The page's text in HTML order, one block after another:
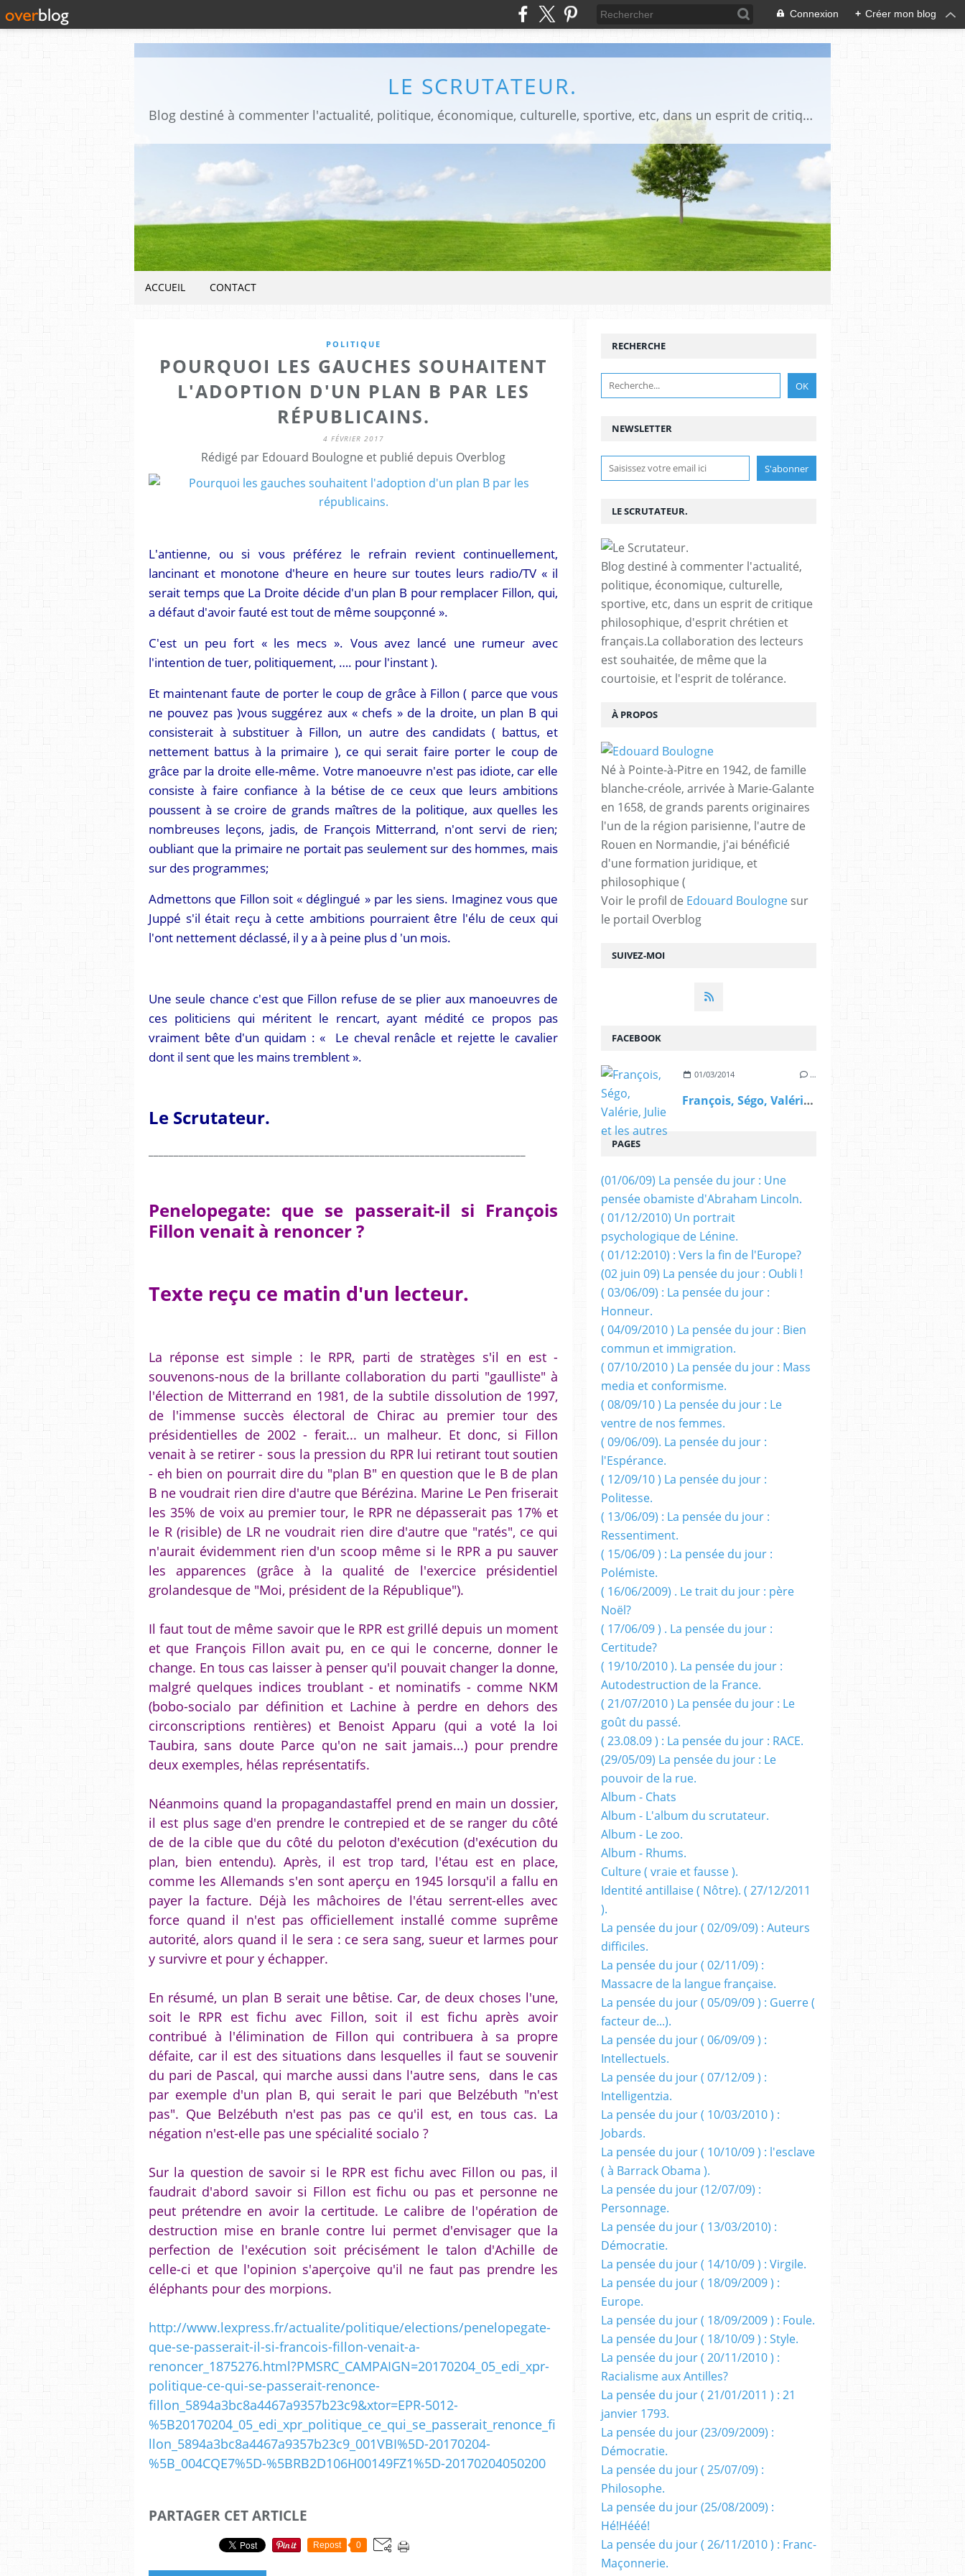
Connexion + Créer mon blog
LE SCRUTATEUR.
Blog destiné à commenter l'actualité, politique, économique, culturelle, sportive, etc, dans un esprit de critique philosophique, d'esprit chrétien et français.La collaboration des lecteurs est souhaitée, de même que la courtoisie, et l'esprit de tolérance.
ACCUEIL CONTACT
POLITIQUE
POURQUOI LES GAUCHES SOUHAITENT
L'ADOPTION D'UN PLAN B PAR LES
RÉPUBLICAINS.
4 FÉVRIER 2017
Rédigé par Edouard Boulogne et publié depuis Overblog
L'antienne, ou si vous préférez le refrain revient continuellement,
lancinant et monotone d'heure en heure sur toutes leurs radio/TV « il
serait temps que La Droite décide d'un plan B pour remplacer Fillon, qui,
a défaut d'avoir fauté est tout de même soupçonné ».
C'est un peu fort « les mecs ». Vous avez lancé une rumeur avec
l'intention de tuer, politiquement, …. pour l'instant ).
Et maintenant faute de porter le coup de grâce à Fillon ( parce que vous
ne pouvez pas )vous suggérez aux « chefs » de la droite, un plan B qui
consisterait à substituer à Fillon, un autre des candidats ( battus, et
nettement battus à la primaire ), ce qui serait faire porter le coup de
grâce par la droite elle-même. Votre manoeuvre n'est pas idiote, car elle
consiste à faire confiance à la bétise de ce ceux que leurs ambitions
poussent à se croire de grands maîtres de la politique, aux quelles les
nombreuses leçons, jadis, de François Mitterrand, n'ont servi de rien;
oubliant que la primaire ne portait pas seulement sur des hommes, mais
sur des programmes;
Admettons que Fillon soit « déglingué » par les siens. Imaginez vous que
Juppé s'il était reçu à cette ambitions pourraient être l'élu de ceux qui
l'ont nettement déclassé, il y a à peine plus d 'un mois.
Une seule chance c'est que Fillon refuse de se plier aux manoeuvres de
ces politiciens qui méritent le rencart, ayant médité ce propos pas
vraiment bête d'un quidam : « Le cheval renâcle et rejette le cavalier
dont il sent que les mains tremblent ».
Le Scrutateur.
Penelopegate: que se passerait-il si François
Fillon venait à renoncer ?
Texte reçu ce matin d'un lecteur.
La réponse est simple : le RPR, parti de stratèges s'il en est -
souvenons-nous de la brillante collaboration du parti "gaulliste" à
l'élection de Mitterrand en 1981, de la subtile dissolution de 1997,
de l'immense succès électoral de Chirac au premier tour des
présidentielles de 2002 - ferait... un malheur. Et donc, si Fillon
venait à se retirer - sous la pression du RPR lui retirant tout soutien
- eh bien on pourrait dire du "plan B" en question que le B de plan
B ne voudrait rien dire d'autre que Bérézina. Marine Le Pen friserait
les 35% de voix au premier tour, le RPR ne dépasserait pas 17% et
le R (risible) de LR ne voudrait rien dire d'autre que "ratés", ce qui
n'aurait évidemment rien d'un scoop même si le RPR a pu sauver
les apparences (grâce à la qualité de l'exercice présidentiel
grolandesque de "Moi, président de la République").
Il faut tout de même savoir que le RPR est grillé depuis un moment
et que François Fillon avait pu, en ce qui le concerne, donner le
change. En tous cas laisser à penser qu'il pouvait changer la donne,
malgré quelques indices troublant - et nominatifs - comme NKM
(bobo-socialo par définition et Lachine à perdre en dehors des
circonscriptions rentières) et Benoist Apparu (qui a voté la loi
Taubira, sans doute Parce qu'on ne sait jamais...) pour prendre
deux exemples, hélas représentatifs.
Néanmoins quand la propagandastaffel prend en main un dossier,
il est plus sage d'en prendre le contrepied et de se ranger du côté
de de la cible que du côté du peloton d'exécution (d'exécution du
plan, bien entendu). Après, il est trop tard, l'étau est en place,
comme les Allemands s'en sont aperçu en 1945 lorsqu'il a fallu en
payer la facture. Déjà les mâchoires de l'étau serrent-elles avec
force quand il n'est pas officiellement installé comme suprême
autorité, alors quand il le sera : ce sera sang, sueur et larmes pour
y survivre et pour y échapper.
En résumé, un plan B serait une bêtise. Car, de deux choses l'une,
soit le RPR est fichu avec Fillon, soit il est fichu après avoir
contribué à l'élimination de Fillon qui contribuera à sa propre
défaite, car il est des situations dans lesquelles il faut se souvenir
du pari de Pascal, qui marche aussi dans l'autre sens, dans le cas
par exemple d'un plan B, qui serait le pari que Belzébuth "n'est
pas". Que Belzébuth n'est pas pas ce qu'il est, en tous cas. La
négation n'est-elle pas une spécialité socialo ?
Sur la question de savoir si le RPR est fichu avec Fillon ou pas, il
faudrait d'abord savoir si Fillon est fichu ou pas et personne ne
peut prétendre en avoir la certitude. Le calibre de l'opération de
destruction mise en branle contre lui permet d'envisager que la
perfection de l'exécution soit précisément le talon d'Achille de
celle-ci et que l'opinion s'aperçoive qu'il ne faut pas prendre les
éléphants pour des morpions.
http://www.lexpress.fr/actualite/politique/elections/penelopegate-
que-se-passerait-il-si-francois-fillon-venait-a-
renoncer_1875276.html?PMSRC_CAMPAIGN=20170204_05_edi_xpr-
politique-ce-qui-se-passerait-renonce-
fillon_5894a3bc8a4467a9357b23c9&xtor=EPR-5012-
%5B20170204_05_edi_xpr_politique_ce_qui_se_passerait_renonce_fi
llon_5894a3bc8a4467a9357b23c9_001VBI%5D-20170204-
%5B_004CQE7%5D-%5BRB2D106H00149FZ1%5D-20170204050200
PARTAGER CET ARTICLE
Repost 0
NEWSLETTER
SUIVEZ-MOI
RECHERCHE
LE SCRUTATEUR.
Blog destiné à commenter l'actualité,
politique, économique, culturelle,
sportive, etc, dans un esprit de critique
philosophique, d'esprit chrétien et
français.La collaboration des lecteurs
est souhaitée, de même que la
courtoisie, et l'esprit de tolérance.
À PROPOS
Né à Pointe-à-Pitre en 1942, de famille
blanche-créole, arrivée à Marie-Galante
en 1658, de grands parents originaires
l'un de la région parisienne, l'autre de
Rouen en Normandie, j'ai bénéficié
d'une formation juridique, et
philosophique (
Voir le profil de Edouard Boulogne sur
le portail Overblog
FACEBOOK
01/03/2014 …
François, Ségo, Valérie, Julie et les autres
PAGES
(01/06/09) La pensée du jour : Une
pensée obamiste d'Abraham Lincoln.
( 01/12/2010) Un portrait
psychologique de Lénine.
( 01/12:2010) : Vers la fin de l'Europe?
(02 juin 09) La pensée du jour : Oubli !
( 03/06/09) : La pensée du jour :
Honneur.
( 04/09/2010 ) La pensée du jour : Bien
commun et immigration.
( 07/10/2010 ) La pensée du jour : Mass
media et conformisme.
( 08/09/10 ) La pensée du jour : Le
ventre de nos femmes.
( 09/06/09). La pensée du jour :
l'Espérance.
( 12/09/10 ) La pensée du jour :
Politesse.
( 13/06/09) : La pensée du jour :
Ressentiment.
( 15/06/09 ) : La pensée du jour :
Polémiste.
( 16/06/2009) . Le trait du jour : père
Noël?
( 17/06/09 ) . La pensée du jour :
Certitude?
( 19/10/2010 ). La pensée du jour :
Autodestruction de la France.
( 21/07/2010 ) La pensée du jour : Le
goût du passé.
( 23.08.09 ) : La pensée du jour : RACE.
(29/05/09) La pensée du jour : Le
pouvoir de la rue.
Album - Chats
Album - L'album du scrutateur.
Album - Le zoo.
Album - Rhums.
Culture ( vraie et fausse ).
Identité antillaise ( Nôtre). ( 27/12/2011
).
La pensée du jour ( 02/09/09) : Auteurs
difficiles.
La pensée du jour ( 02/11/09) :
Massacre de la langue française.
La pensée du jour ( 05/09/09 ) : Guerre (
facteur de...).
La pensée du jour ( 06/09/09 ) :
Intellectuels.
La pensée du jour ( 07/12/09 ) :
Intelligentzia.
La pensée du jour ( 10/03/2010 ) :
Jobards.
La pensée du jour ( 10/10/09 ) : l'esclave
( à Barrack Obama ).
La pensée du jour (12/07/09) :
Personnage.
La pensée du jour ( 13/03/2010) :
Démocratie.
La pensée du jour ( 14/10/09 ) : Virgile.
La pensée du jour ( 18/09/2009 ) :
Europe.
La pensée du jour ( 18/09/2009 ) : Foule.
La pensée du Jour ( 18/10/09 ) : Style.
La pensée du jour ( 20/11/2010 ) :
Racialisme aux Antilles?
La pensée du jour ( 21/01/2011 ) : 21
janvier 1793.
La pensée du jour (23/09/2009) :
Démocratie.
La pensée du jour ( 25/07/09) :
Philosophe.
La pensée du jour (25/08/2009) :
Hé!Hééé!
La pensée du jour ( 26/11/2010 ) : Franc-
Maçonnerie.